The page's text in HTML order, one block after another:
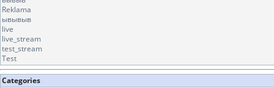
Reklama
ывывыв
live
live_stream
test_stream
Test
Categories